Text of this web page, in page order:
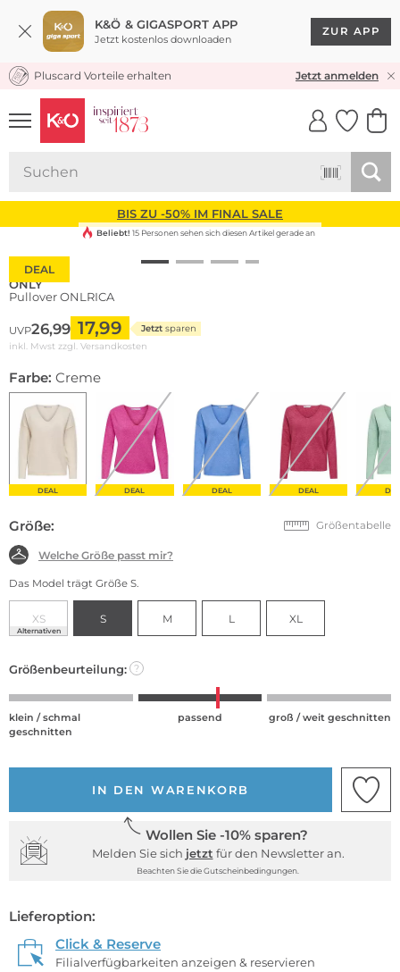
K&Ö & GIGASPORT APP
Jetzt kostenlos downloaden
ZUR APP
KOSTENLOSER VERSAND* & RÜCKVERSAND
Pluscard Vorteile erhalten Jetzt anmelden
UNSERE APP
CLICK &
BIS ZU -50% IM FINAL SALE
DEAL
Beliebt! 15 Personen sehen sich diesen Artikel gerade an
ONLY
Pullover ONLRICA
UVP26,99 17,99 Jetzt sparen
inkl. Mwst zzgl. Versandkosten
Farbe: Creme
DEAL DEAL DEAL DEAL
Größe: Größentabelle
Welche Größe passt mir?
Das Model trägt Größe S.
XS
Alternativen
S M L XL
Größenbeurteilung: ?
klein / schmal
geschnitten
passend groß / weit geschnitten
IN DEN WARENKORB
Wollen Sie -10% sparen?
Melden Sie sich jetzt für den Newsletter an.
Beachten Sie die Gutscheinbedingungen.
Lieferoption:
Click & Reserve
Filialverfügbarkeiten anzeigen & reservieren